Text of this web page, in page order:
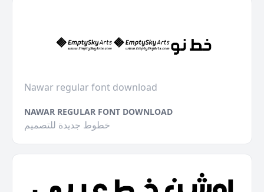
Nawar regular font download
NAWAR REGULAR FONT DOWNLOAD
خطوط جديدة للتصميم